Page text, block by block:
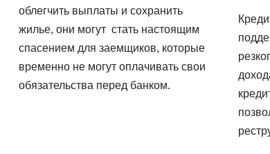
облегчить выплаты и сохранить
жилье, они могут стать настоящим
спасением для заемщиков, которые
временно не могут оплачивать свои
обязательства перед банком.